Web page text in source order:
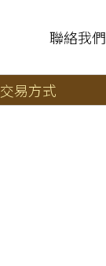
聯絡我們
交易方式